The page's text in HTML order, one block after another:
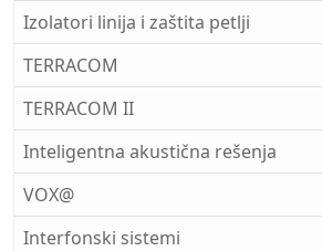
Izolatori linija i zaštita petlji
TERRACOM
TERRACOM II
Inteligentna akustična rešenja
VOX@
Interfonski sistemi